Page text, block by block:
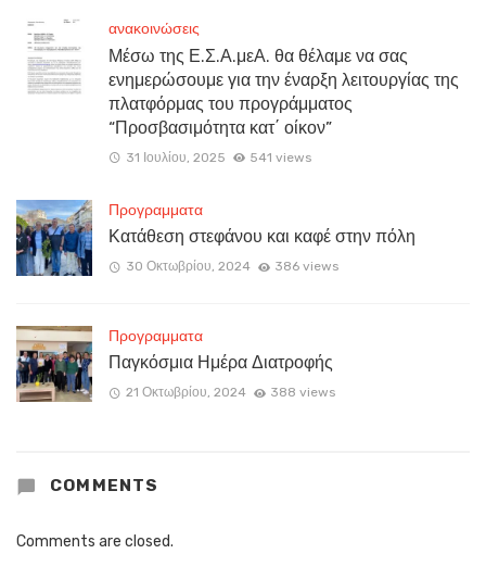
ανακοινώσεις
Μέσω της Ε.Σ.Α.μεΑ. θα θέλαμε να σας
ενημερώσουμε για την έναρξη λειτουργίας της
πλατφόρμας του προγράμματος
“Προσβασιμότητα κατ΄ οίκον”
31 Ιουλίου, 2025 541 views
Προγραμματα
Κατάθεση στεφάνου και καφέ στην πόλη
30 Οκτωβρίου, 2024 386 views
Προγραμματα
Παγκόσμια Ημέρα Διατροφής
21 Οκτωβρίου, 2024 388 views
COMMENTS
Comments are closed.